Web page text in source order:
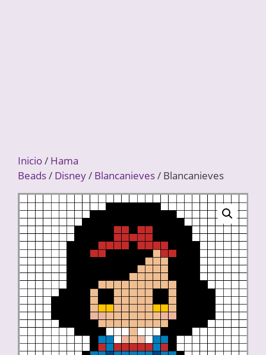
Inicio/ Hama
Beads/ Disney/ Blancanieves/ Blancanieves